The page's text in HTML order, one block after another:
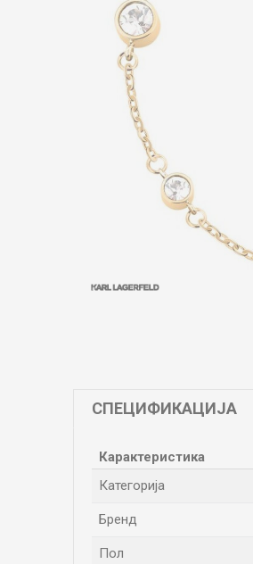
СПЕЦИФИКАЦИЈА
Карактеристика
Категорија
Бренд
Пол